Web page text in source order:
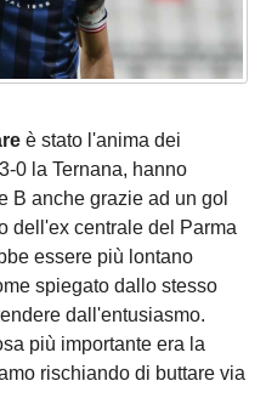
è stato l'anima dei
0 la Ternana, hanno
B anche grazie ad un gol
dell'ex centrale del Parma
essere più lontano
spiegato dallo stesso
dall'entusiasmo.
più importante era la
rischiando di buttare via